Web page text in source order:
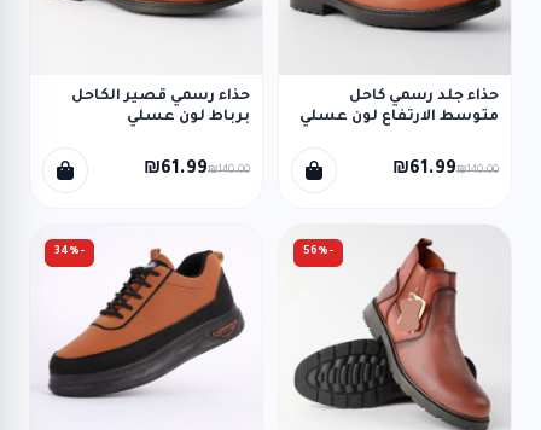
حذاء جلد رسمي كاحل
متوسط الارتفاع لون عسلي
₪61.99₪140.00
حذاء رسمي قصير الكاحل
برباط لون عسلي
₪61.99₪140.00
-56%
-34%